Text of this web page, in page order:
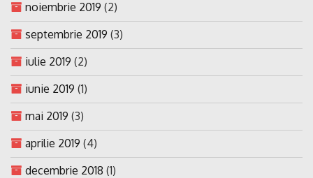
noiembrie 2019 (2)
septembrie 2019 (3)
iulie 2019 (2)
iunie 2019 (1)
mai 2019 (3)
aprilie 2019 (4)
decembrie 2018 (1)